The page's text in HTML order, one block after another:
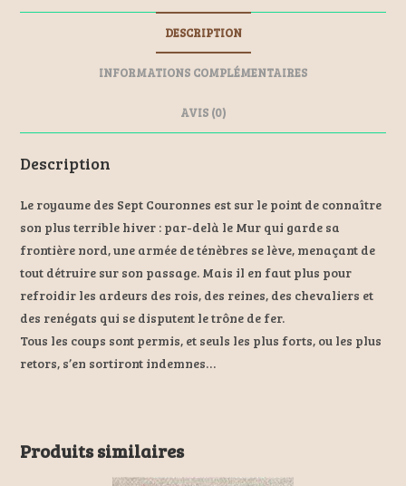
b n
r
l es
tDESCRIPTION
INFORMATIONS COMPLÉMENTAIRES
AVIS (0)
Description
Le royaume des Sept Couronnes est sur le point de connaître
son plus terrible hiver : par-delà le Mur qui garde sa
frontière nord, une armée de ténèbres se lève, menaçant de
tout détruire sur son passage. Mais il en faut plus pour
refroidir les ardeurs des rois, des reines, des chevaliers et
des renégats qui se disputent le trône de fer.
Tous les coups sont permis, et seuls les plus forts, ou les plus
retors, s’en sortiront indemnes…
Produits similaires